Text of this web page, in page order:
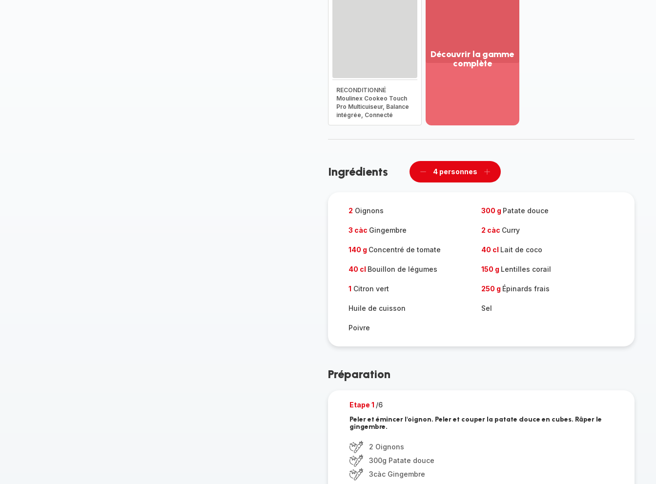
RECONDITIONNÉ
Moulinex Cookeo Touch
Pro Multicuiseur, Balance
intégrée, Connecté
Découvrir la gamme
complète
-
Ingrédients
Supprimer
4 personnes
Ajouter
2 Oignons 300 g Patate douce
3 càc Gingembre 2 càc Curry
140 g Concentré de tomate 40 cl Lait de coco
40 cl Bouillon de légumes 150 g Lentilles corail
1 Citron vert 250 g Épinards frais
Huile de cuisson Sel
Poivre
Préparation
Etape 1 /6
Peler et émincer l'oignon. Peler et couper la patate douce en cubes. Râper le
gingembre.
2 Oignons
300g Patate douce
3càc Gingembre